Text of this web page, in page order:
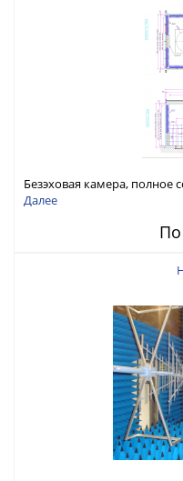
Безэховая камера, полное
51317.4.3
Далее
По